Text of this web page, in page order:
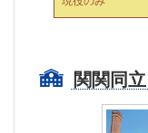
関関同立